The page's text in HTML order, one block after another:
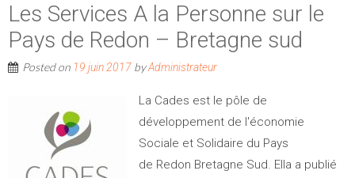
Les Services A la Personne sur le
Pays de Redon – Bretagne sud
Posted on 19 juin 2017 byAdministrateur
La Cades est le pôle de
développement de l'économie
Sociale et Solidaire du Pays
de Redon Bretagne Sud. Ella a publié